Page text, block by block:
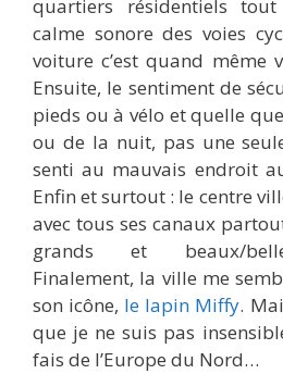
quartiers résidentiels
calme sonore des voies
voiture c’est quand même
Ensuite, le sentiment de
pieds ou à vélo et quelle
ou de la nuit, pas une
senti au mauvais endroit
Enfin et surtout : le centre
avec tous ses canaux
grands et beaux/
Finalement, la ville me
son icône, le lapin Miffy.
que je ne suis pas
fais de l’Europe du Nord…